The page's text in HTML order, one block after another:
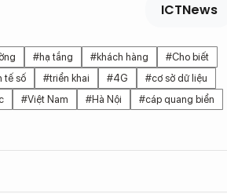
ICTNews
#hạ tầng #khách hàng
#Cho biết
tế số #triển khai #4G
#cơ sở dữ liệu
#Việt Nam #Hà Nội
#cáp quang biển